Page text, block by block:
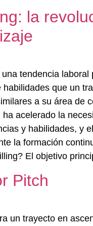
la
tendencia laboral
habilidades que un
a su área de
ha acelerado la
y habilidades, y
la formación
El objetivo
Pitch
un trayecto en